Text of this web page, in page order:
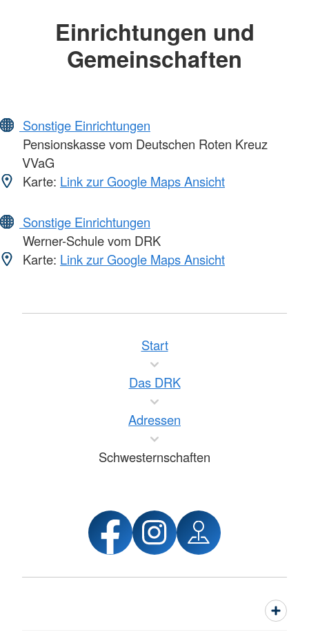
Einrichtungen und
Gemeinschaften
Sonstige Einrichtungen
Pensionskasse vom Deutschen Roten Kreuz
VVaG
Karte: Link zur Google Maps Ansicht
Sonstige Einrichtungen
Werner-Schule vom DRK
Karte: Link zur Google Maps Ansicht
Start
Das DRK
Adressen
Schwesternschaften